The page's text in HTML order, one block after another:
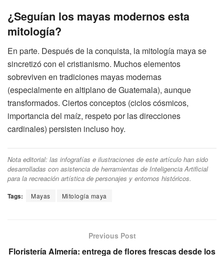
¿Seguían los mayas modernos esta
mitología?
En parte. Después de la conquista, la mitología maya se
sincretizó con el cristianismo. Muchos elementos
sobreviven en tradiciones mayas modernas
(especialmente en altiplano de Guatemala), aunque
transformados. Ciertos conceptos (ciclos cósmicos,
importancia del maíz, respeto por las direcciones
cardinales) persisten incluso hoy.
Nota editorial: las infografías e ilustraciones de este artículo han sido
desarrolladas con asistencia de herramientas de Inteligencia Artificial
para la recreación artística de personajes y entornos históricos.
Tags: Mayas Mitología maya
Previous Post
Floristería Almería: entrega de flores frescas desde los